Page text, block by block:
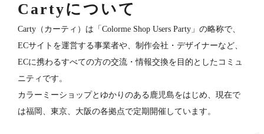
Cartyについて
Carty（カーティ）は「Colorme Shop Users Party」の略称で、
ECサイトを運営する事業者や、制作会社・デザイナーなど、
ECに携わるすべての方の交流・情報交換を目的としたコミュ
ニティです。
カラーミーショップとゆかりのある鹿児島をはじめ、現在で
は福岡、東京、大阪の各拠点で定期開催しています。